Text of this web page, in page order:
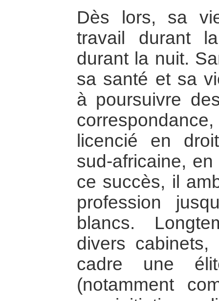
Dès lors, sa
travail durant
durant la nuit.
sa santé et sa
à poursuivre
licencié en
sud-africaine,
ce succès, il
profession
blancs.
divers
cadre une
(notamment